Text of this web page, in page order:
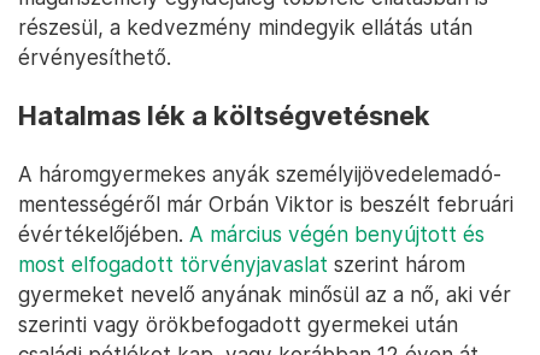
részesül, a kedvezmény mindegyik ellátás után
érvényesíthető.
Hatalmas lék a költségvetésnek
A háromgyermekes anyák személyijövedelemadó-
mentességéről már Orbán Viktor is beszélt februári
évértékelőjében. A március végén benyújtott és
most elfogadott törvényjavaslat szerint három
gyermeket nevelő anyának minősül az a nő, aki vér
szerinti vagy örökbefogadott gyermekei után